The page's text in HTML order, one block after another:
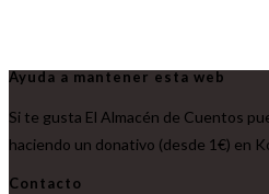
Ayuda a mantener esta web
Si te gusta El Almacén de Cuentos
haciendo un donativo (desde 1€) en
Contacto